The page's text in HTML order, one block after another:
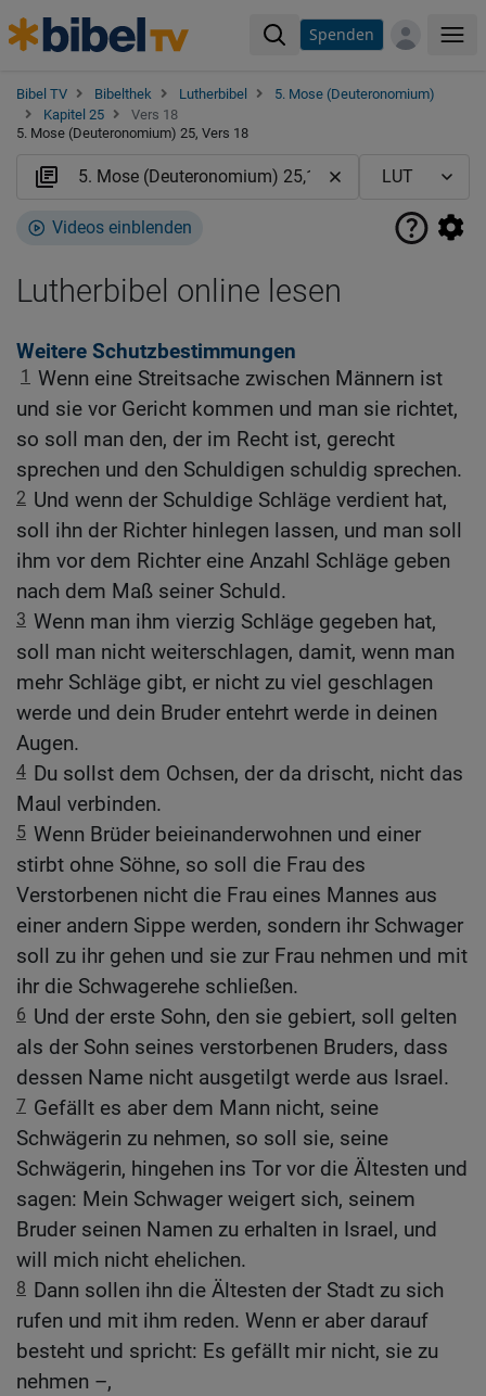
Spenden
Bibel TV Bibelthek Lutherbibel
5. Mose (Deuteronomium)
Kapitel 25
Vers 18
5. Mose (Deuteronomium) 25, Vers 18
Videos einblenden
Lutherbibel online lesen
Weitere Schutzbestimmungen
1 Wenn eine Streitsache zwischen Männern ist
und sie vor Gericht kommen und man sie richtet,
so soll man den, der im Recht ist, gerecht
sprechen und den Schuldigen schuldig sprechen.
2 Und wenn der Schuldige Schläge verdient hat,
soll ihn der Richter hinlegen lassen, und man soll
ihm vor dem Richter eine Anzahl Schläge geben
nach dem Maß seiner Schuld.
3 Wenn man ihm vierzig Schläge gegeben hat,
soll man nicht weiterschlagen, damit, wenn man
mehr Schläge gibt, er nicht zu viel geschlagen
werde und dein Bruder entehrt werde in deinen
Augen.
4 Du sollst dem Ochsen, der da drischt, nicht das
Maul verbinden.
5 Wenn Brüder beieinanderwohnen und einer
stirbt ohne Söhne, so soll die Frau des
Verstorbenen nicht die Frau eines Mannes aus
einer andern Sippe werden, sondern ihr Schwager
soll zu ihr gehen und sie zur Frau nehmen und mit
ihr die Schwagerehe schließen.
6 Und der erste Sohn, den sie gebiert, soll gelten
als der Sohn seines verstorbenen Bruders, dass
dessen Name nicht ausgetilgt werde aus Israel.
7 Gefällt es aber dem Mann nicht, seine
Schwägerin zu nehmen, so soll sie, seine
Schwägerin, hingehen ins Tor vor die Ältesten und
sagen: Mein Schwager weigert sich, seinem
Bruder seinen Namen zu erhalten in Israel, und
will mich nicht ehelichen.
8 Dann sollen ihn die Ältesten der Stadt zu sich
rufen und mit ihm reden. Wenn er aber darauf
besteht und spricht: Es gefällt mir nicht, sie zu
nehmen –,